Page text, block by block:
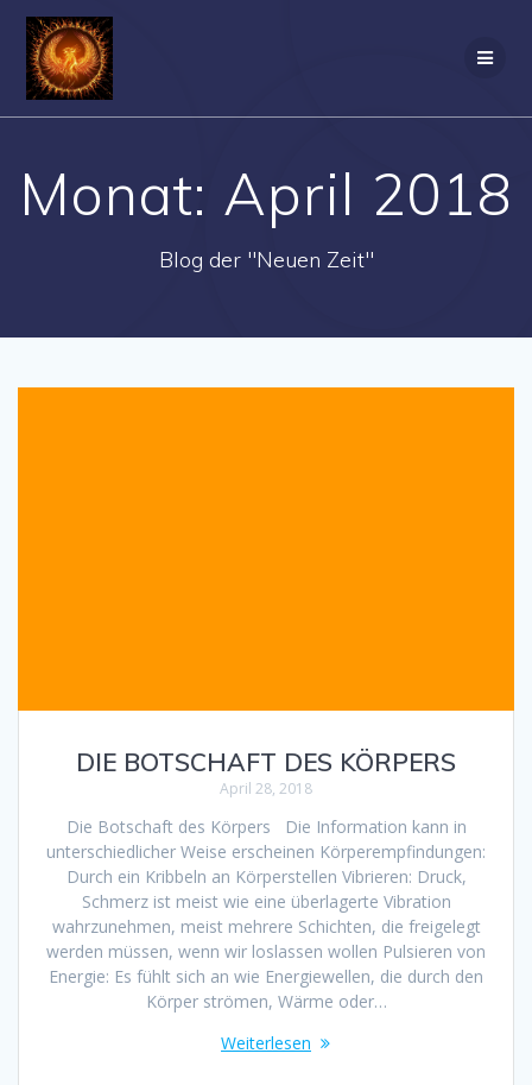
Monat: April 2018
Blog der "Neuen Zeit"
DIE BOTSCHAFT DES KÖRPERS
April 28, 2018
Die Botschaft des Körpers Die Information kann in
unterschiedlicher Weise erscheinen Körperempfindungen:
Durch ein Kribbeln an Körperstellen Vibrieren: Druck,
Schmerz ist meist wie eine überlagerte Vibration
wahrzunehmen, meist mehrere Schichten, die freigelegt
werden müssen, wenn wir loslassen wollen Pulsieren von
Energie: Es fühlt sich an wie Energiewellen, die durch den
Körper strömen, Wärme oder…
Weiterlesen